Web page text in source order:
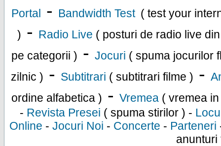
Portal - Bandwidth Test ( test your
) - Radio Live ( posturi de radio live
pe categorii ) - Jocuri ( spuma jocurilor
zilnic ) - Subtitrari ( subtitrari filme ) -
ordine alfabetica ) - Vremea ( vremea
- Revista Presei ( spuma stirilor ) -
Online - Jocuri Noi - Concerte - Parteneri
anunturi